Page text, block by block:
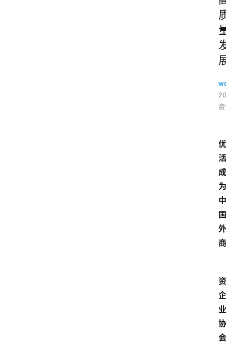
优
活
成
为
中
国
外
商
资
企
业
协
会